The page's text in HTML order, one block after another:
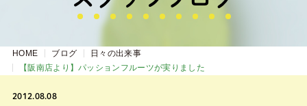
HOME ブログ
日々の出来事
【阪南店より】パッションフルーツが実りました
2012.08.08